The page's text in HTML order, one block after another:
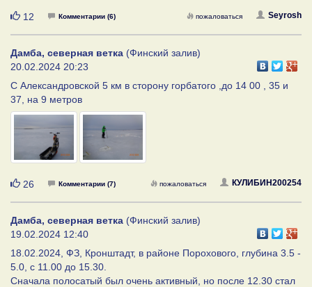
Нравится
12 Комментарии (6) Seyrosh
пожаловаться
Дамба, северная ветка (Финский залив)
20.02.2024 20:23
С Александровской 5 км в сторону горбатого ,до 14 00 , 35 и
37, на 9 метров
Нравится
26 Комментарии (7) КУЛИБИН200254
пожаловаться
Дамба, северная ветка (Финский залив)
19.02.2024 12:40
18.02.2024, ФЗ, Кронштадт, в районе Порохового, глубина 3.5 -
5.0, с 11.00 до 15.30.
Сначала полосатый был очень активный, но после 12.30 стал